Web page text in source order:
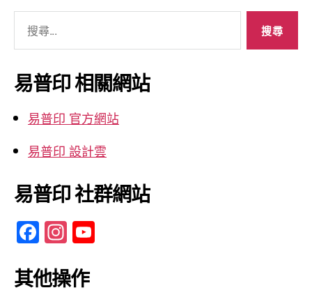
關
鍵
字:
易普印 相關網站
易普印 官方網站
易普印 設計雲
易普印 社群網站
F
c
In
a
其他操作